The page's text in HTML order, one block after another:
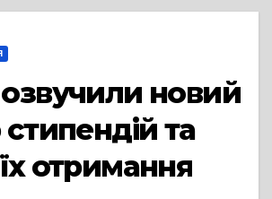
новий
та
отримання